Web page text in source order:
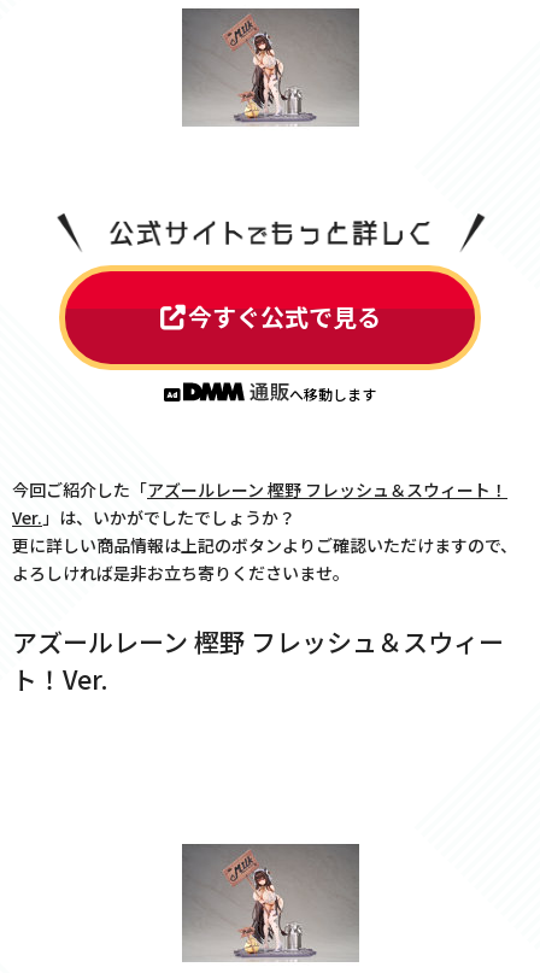
今すぐ公式で見る
へ移動します
今回ご紹介した「アズールレーン 樫野 フレッシュ＆スウィート！
Ver.」は、いかがでしたでしょうか？
更に詳しい商品情報は上記のボタンよりご確認いただけますので、
よろしければ是非お立ち寄りくださいませ。
アズールレーン 樫野 フレッシュ＆スウィー
ト！Ver.